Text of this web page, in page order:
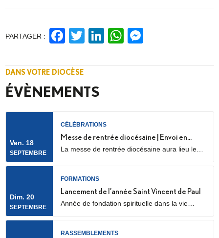
PARTAGER : Facebook
Twitter
LinkedIn
WhatsApp
DANS VOTRE DIOCÈSE
ÉVÈNEMENTS
Ven. 18
SEPTEMBRE
CÉLÉBRATIONS
Messe de rentrée diocésaine | Envoi en
mission des LME
La messe de rentrée diocésaine aura lieu le
(28 Rue de l’Église, 92000 Nanterre) Elle sera
marquée par l’envoi en mission des Laïcs en
en mission ecclésiale ? Les Laïcs en...
Dim. 20
SEPTEMBRE
FORMATIONS
Lancement de l’année Saint Vincent de Paul
Année de fondation spirituelle dans la vie
biblique, accompagnement spirituel, service
RASSEMBLEMENTS